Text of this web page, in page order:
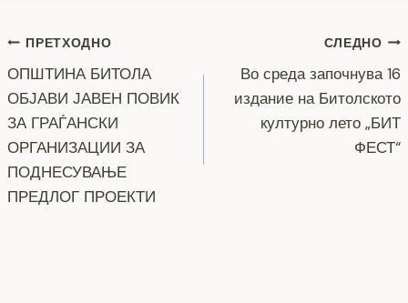
b
o
o
k
er
m p
p
n
k
Навигација
на
напис
ПРЕТХОДНО
ОПШТИНА БИТОЛА
ОБЈАВИ ЈАВЕН ПОВИК
ЗА ГРАЃАНСКИ
ОРГАНИЗАЦИИ ЗА
ПОДНЕСУВАЊЕ
ПРЕДЛОГ ПРОЕКТИ
СЛЕДНО
Во среда започнува 16
издание на Битолското
културно лето „БИТ
ФЕСТ“